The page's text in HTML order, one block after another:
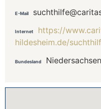
E-Mail
Internet
https://
hildesheim.de/
Bundesland Niedersachsen